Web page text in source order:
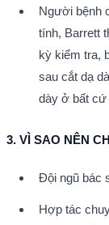
Người bệnh
tính, Barrett
kỳ kiểm tra,
sau cắt dạ
dày ở bất cứ
3. VÌ SAO NÊN
Đội ngũ bác
Hợp tác